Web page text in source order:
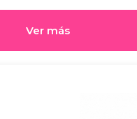
Ver más